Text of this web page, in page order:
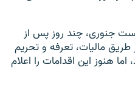
جنوری، چند روز پس از
مالیات، تعرفه و تحریم
اما هنوز این اقدامات را اعلام